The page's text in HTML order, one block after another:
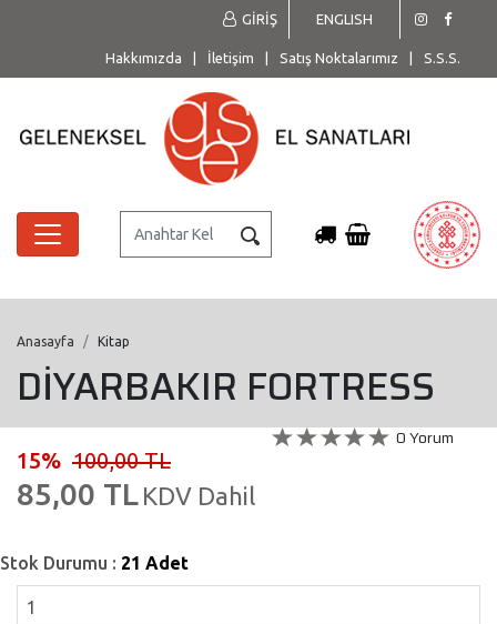
ENGLISH
GİRİŞ
Hakkımızda İletişim Satış Noktalarımız S.S.S.
Anasayfa Kitap
DİYARBAKIR FORTRESS
15% 100,00 TL
85,00 TL KDV Dahil
0 Yorum
Stok Durumu : 21 Adet